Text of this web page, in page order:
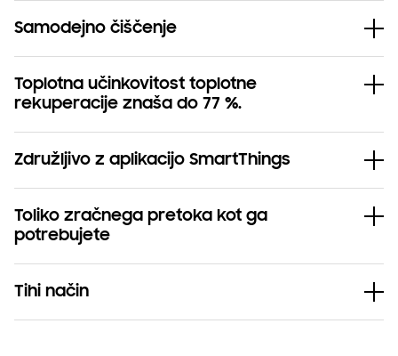
Samodejno čiščenje
Toplotna učinkovitost toplotne
rekuperacije znaša do 77 %.
Združljivo z aplikacijo SmartThings
Toliko zračnega pretoka kot ga
potrebujete
Tihi način